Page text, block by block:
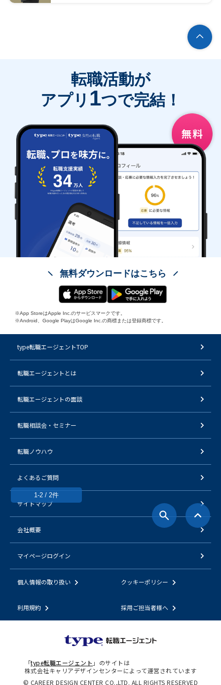
1-2 / 2件
転職活動が
アプリ 1つで完結！
無料ダウンロードはこちら
※App StoreはApple Inc.のサービスマークです。
※Android、Google PlayはGoogle Inc.の商標または登録商標です。
type転職エージェントTOP
転職エージェントとは
転職エージェントの面談
転職相談会・セミナー
転職ノウハウ
よくあるご質問
サイトマップ
会社概要
マイページログイン
個人情報の取り扱い クッキーポリシー
利用規約 採用ご担当者様へ
「type転職エージェント 」のサイトは
株式会社キャリアデザインセンターによって運営されています
© CAREER DESIGN CENTER CO.,LTD. ALL RIGHTS RESERVED